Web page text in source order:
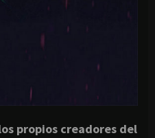
propios creadores del